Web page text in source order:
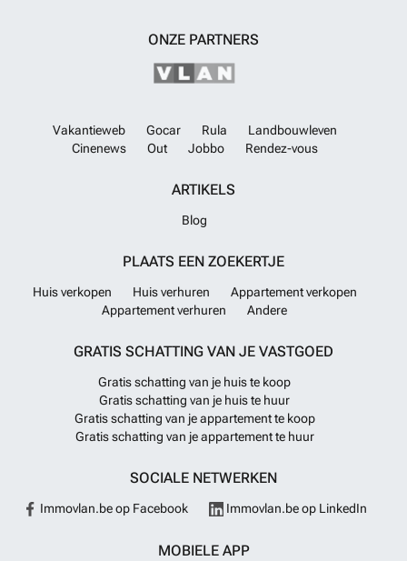
Antalya is bereikbaar binnen 35 km. Voor de vraagprijs van 505.000
dat rust, gemak en investeringsmogelijkheden combineert. Neem
ONZE PARTNERS
Vakantieweb Gocar Rula
Landbouwleven
Cinenews
Out Jobbo Rendez-vous
ARTIKELS
Blog
PLAATS EEN ZOEKERTJE
Huis verkopen Huis verhuren
Appartement verkopen
Appartement verhuren
Andere
GRATIS SCHATTING VAN JE VASTGOED
Gratis schatting van je huis te koop
Gratis schatting van je huis te huur
Gratis schatting van je appartement te koop
Gratis schatting van je appartement te huur
SOCIALE NETWERKEN
Immovlan.be op Facebook Immovlan.be op LinkedIn
MOBIELE APP